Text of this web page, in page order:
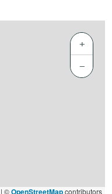
+
−
| ©OpenStreetMapcontributors